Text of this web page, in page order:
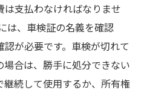
支払わなければなりませ
は、車検証の名義を確認
が必要です。車検が切れて
合は、勝手に処分できない
続して使用するか、所有権